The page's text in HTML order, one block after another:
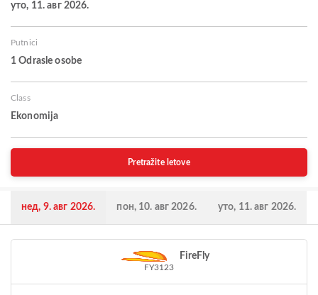
уто, 11. авг 2026.
Putnici
1 Odrasle osobe
Class
Ekonomija
Pretražite letove
нед, 9. авг 2026. пон, 10. авг 2026. уто, 11. авг 2026.
FireFly
FY3123